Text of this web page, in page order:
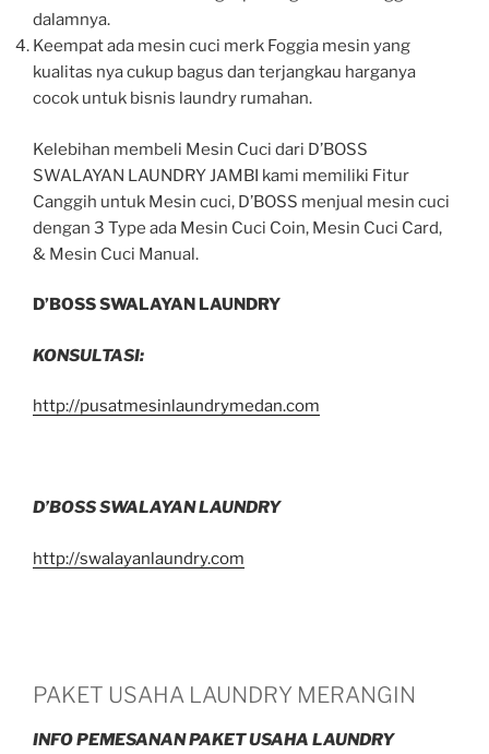
dalamnya.
Keempat ada mesin cuci merk Foggia mesin yang
kualitas nya cukup bagus dan terjangkau harganya
cocok untuk bisnis laundry rumahan.
Kelebihan membeli Mesin Cuci dari D’BOSS
SWALAYAN LAUNDRY JAMBI kami memiliki Fitur
Canggih untuk Mesin cuci, D’BOSS menjual mesin cuci
dengan 3 Type ada Mesin Cuci Coin, Mesin Cuci Card,
& Mesin Cuci Manual.
D’BOSS SWALAYAN LAUNDRY
KONSULTASI:
http://pusatmesinlaundrymedan.com
D’BOSS SWALAYAN LAUNDRY
http://swalayanlaundry.com
PAKET USAHA LAUNDRY MERANGIN
INFO PEMESANAN PAKET USAHA LAUNDRY